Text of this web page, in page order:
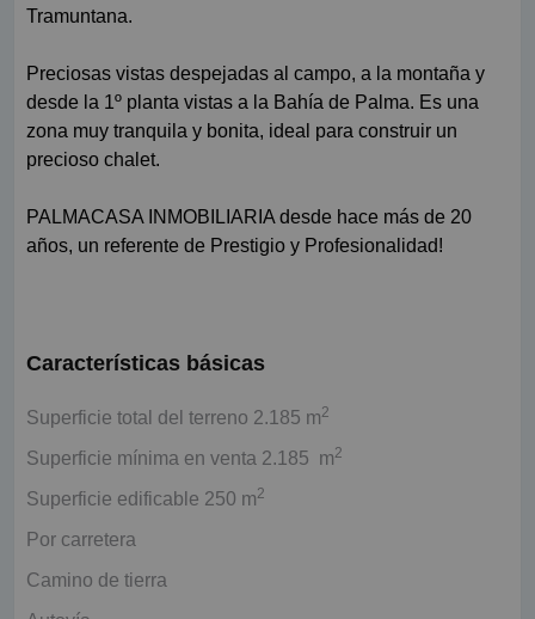
Tramuntana.
Preciosas vistas despejadas al campo, a la montaña y
desde la 1º planta vistas a la Bahía de Palma. Es una
zona muy tranquila y bonita, ideal para construir un
precioso chalet.
PALMACASA INMOBILIARIA desde hace más de 20
años, un referente de Prestigio y Profesionalidad!
Características básicas
Superficie total del terreno 2.185 m2
Superficie mínima en venta 2.185 m2
Superficie edificable 250 m2
Por carretera
Camino de tierra